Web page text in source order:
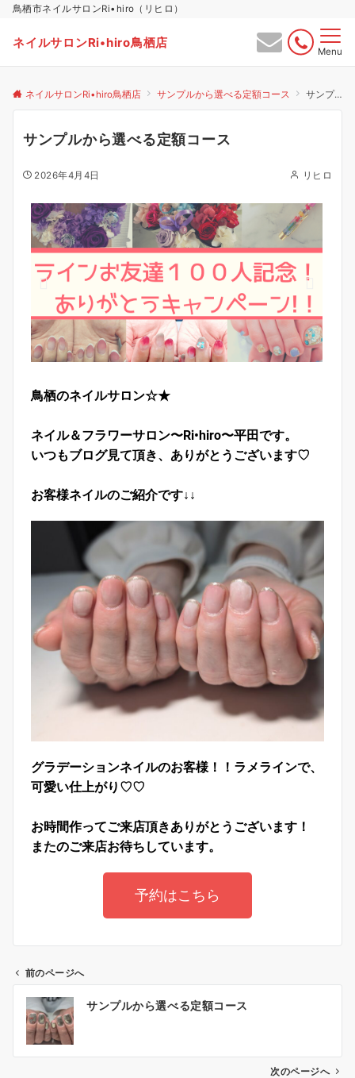
鳥栖市ネイルサロンRi•hiro（リヒロ）
ネイルサロンRi•hiro鳥栖店
Menu
ネイルサロンRi•hiro鳥栖店 サンプルから選べる定額コース サンプルから選べる定額コース
サンプルから選べる定額コース
2026年4月4日 リヒロ
鳥栖のネイルサロン☆★
ネイル＆フラワーサロン〜Ri•hiro〜平田です。
いつもブログ見て頂き、ありがとうございます♡
お客様ネイルのご紹介です↓↓
グラデーションネイルのお客様！！ラメラインで、
可愛い仕上がり♡♡
お時間作ってご来店頂きありがとうございます！
またのご来店お待ちしています。
予約はこちら
前のページへ
サンプルから選べる定額コース
次のページへ